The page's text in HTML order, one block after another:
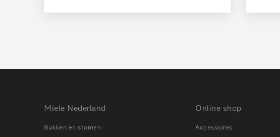
Miele Nederland
Bakken en stomen
Online shop
Accessoires